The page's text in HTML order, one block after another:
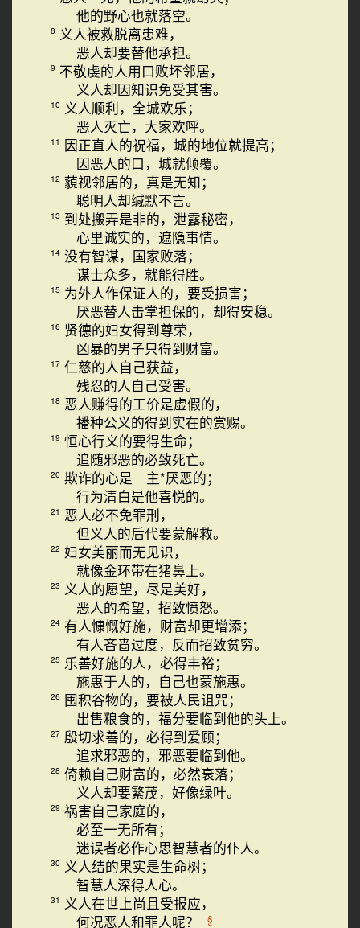
他的野心也就落空。
8 义人被救脱离患难，
恶人却要替他承担。
9 不敬虔的人用口败坏邻居，
义人却因知识免受其害。
10 义人顺利，全城欢乐；
恶人灭亡，大家欢呼。
11 因正直人的祝福，城的地位就提高；
因恶人的口，城就倾覆。
12 藐视邻居的，真是无知；
聪明人却缄默不言。
13 到处搬弄是非的，泄露秘密，
心里诚实的，遮隐事情。
14 没有智谋，国家败落；
谋士众多，就能得胜。
15 为外人作保证人的，要受损害；
厌恶替人击掌担保的，却得安稳。
16 贤德的妇女得到尊荣，
凶暴的男子只得到财富。
17 仁慈的人自己获益，
残忍的人自己受害。
18 恶人赚得的工价是虚假的，
播种公义的得到实在的赏赐。
19 恒心行义的要得生命；
追随邪恶的必致死亡。
20 欺诈的心是 主*厌恶的；
行为清白是他喜悦的。
21 恶人必不免罪刑，
但义人的后代要蒙解救。
22 妇女美丽而无见识，
就像金环带在猪鼻上。
23 义人的愿望，尽是美好，
恶人的希望，招致愤怒。
24 有人慷慨好施，财富却更增添；
有人吝啬过度，反而招致贫穷。
25 乐善好施的人，必得丰裕；
施惠于人的，自己也蒙施惠。
26 囤积谷物的，要被人民诅咒；
出售粮食的，福分要临到他的头上。
27 殷切求善的，必得到爱顾；
追求邪恶的，邪恶要临到他。
28 倚赖自己财富的，必然衰落；
义人却要繁茂，好像绿叶。
29 祸害自己家庭的，
必至一无所有；
迷误者必作心思智慧者的仆人。
30 义人结的果实是生命树；
智慧人深得人心。
31 义人在世上尚且受报应，
何况恶人和罪人呢？
§